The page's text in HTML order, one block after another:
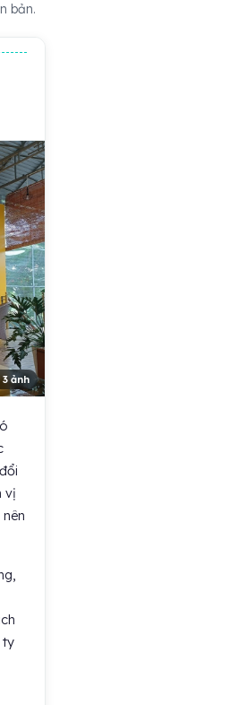
bản.
3 ảnh
vị
ty